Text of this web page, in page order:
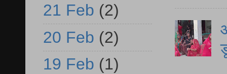
21 Feb (2)
20 Feb (2)
19 Feb (1)